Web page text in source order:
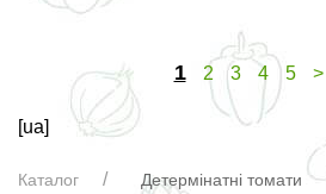
1 2 3 4 5 >
[ua]
Каталог Детермінатні томати